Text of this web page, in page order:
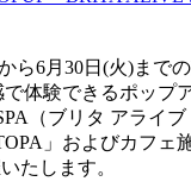
ら6月30日(火)まで
で体験できるポップ
（ブリタ アライブ
」およびカフェ
たします。